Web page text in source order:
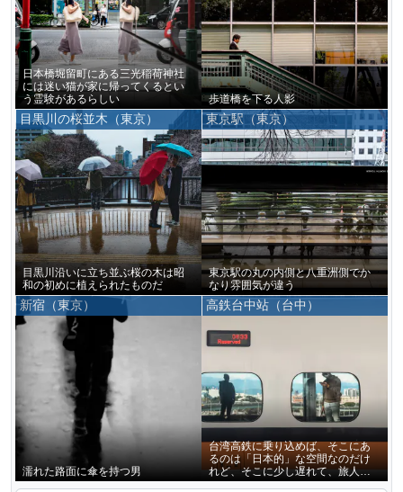
日本橋堀留町にある三光稲荷神社
には迷い猫が家に帰ってくるとい
う霊験があるらしい
歩道橋を下る人影
目黒川の桜並木（東京）
目黒川沿いに立ち並ぶ桜の木は昭
和の初めに植えられたものだ
東京駅（東京）
東京駅の丸の内側と八重洲側でか
なり雰囲気が違う
新宿（東京）
濡れた路面に傘を持つ男
高鉄台中站（台中）
台湾高鉄に乗り込めば、そこにあ
るのは「日本的」な空間なのだけ
れど、そこに少し遅れて、旅人と
しての実感がじわじわと湧いてく